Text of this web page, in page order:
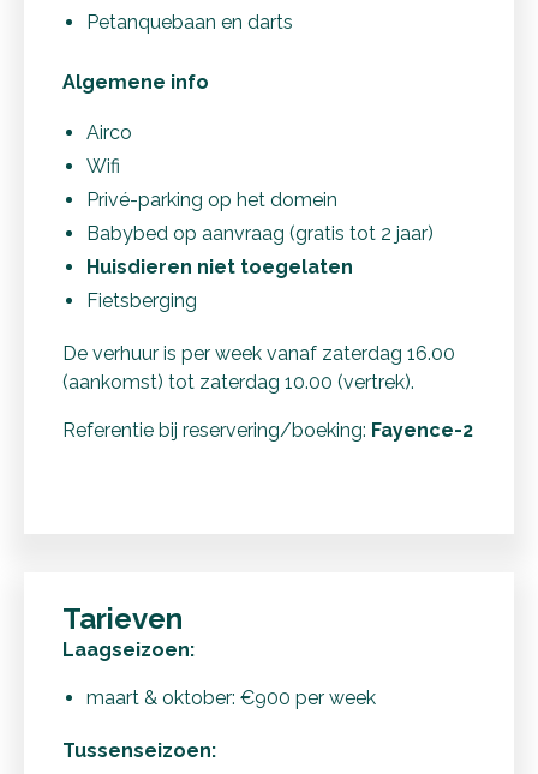
Petanquebaan en darts
Algemene info
Airco
Wifi
Privé-parking op het domein
Babybed op aanvraag (gratis tot 2 jaar)
Huisdieren niet toegelaten
Fietsberging
De verhuur is per week vanaf zaterdag 16.00
(aankomst) tot zaterdag 10.00 (vertrek).
Referentie bij reservering/boeking: Fayence-2
Tarieven
Laagseizoen:
maart & oktober: €900 per week
Tussenseizoen: